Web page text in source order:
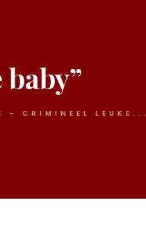
– CRIMINEEL LEUKE...